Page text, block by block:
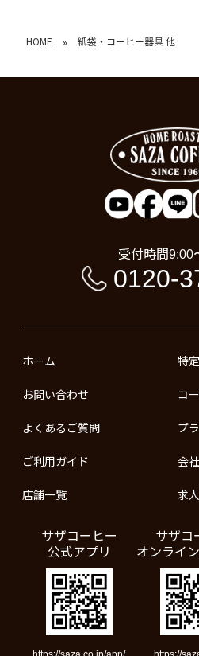
HOME » 紙袋・コーヒー器具 他
受付時間9:00
0120-
ホーム
お問い合わせ
よくあるご質問
ご利用ガイド
店舗一覧
特
コ
プ
会
求
サザコーヒー
公式アプリ
サザコ
オンライ